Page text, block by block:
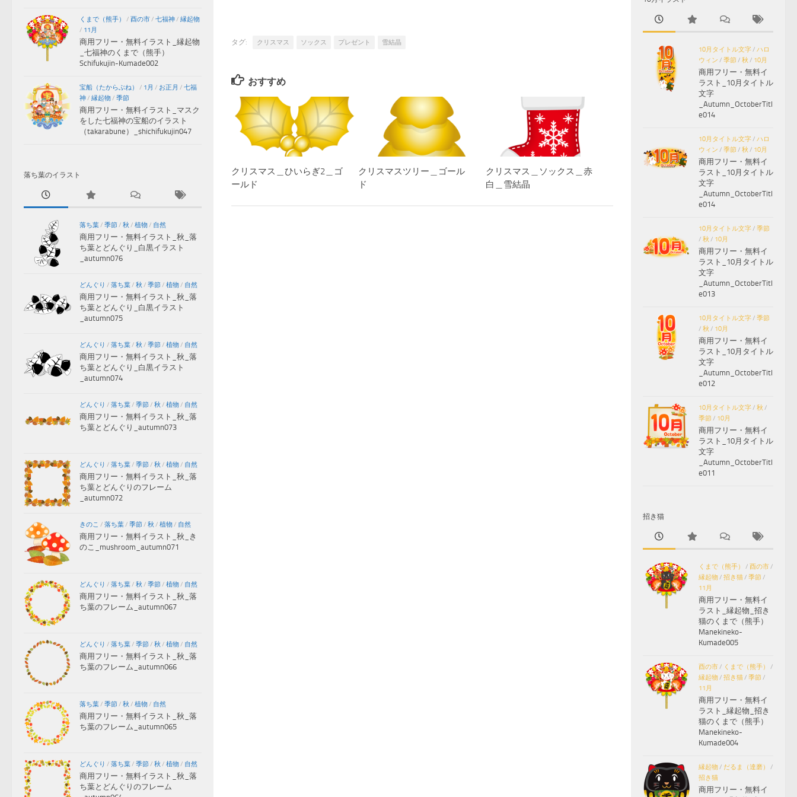
タグ: クリスマス ソックス プレゼント 雪結晶
おすすめ
クリスマス＿ひいらぎ2＿ゴ
ールド
クリスマスツリー＿ゴール
ド
クリスマス＿ソックス＿赤
白＿雪結晶
くまで（熊手） / 酉の市/ 七福神/ 縁起物
/ 11月
商用フリー・無料イラスト_縁起物
_七福神のくまで（熊手）
Schifukujin-Kumade002
宝船（たからぶね） / 1月 / お正月 / 七福
神/ 縁起物/ 季節
商用フリー・無料イラスト_マスク
をした七福神の宝船のイラスト
（takarabune）_shichifukujin047
落ち葉のイラスト
落ち葉/ 季節/ 秋 / 植物/ 自然
商用フリー・無料イラスト_秋_落
ち葉とどんぐり_白黒イラスト
_autumn076
どんぐり / 落ち葉/ 秋 / 季節/ 植物/ 自然
商用フリー・無料イラスト_秋_落
ち葉とどんぐり_白黒イラスト
_autumn075
どんぐり / 落ち葉/ 秋 / 季節/ 植物/ 自然
商用フリー・無料イラスト_秋_落
ち葉とどんぐり_白黒イラスト
_autumn074
どんぐり / 落ち葉/ 季節/ 秋 / 植物/ 自然
商用フリー・無料イラスト_秋_落
ち葉とどんぐり_autumn073
どんぐり / 落ち葉/ 季節/ 秋 / 植物/ 自然
商用フリー・無料イラスト_秋_落
ち葉とどんぐりのフレーム
_autumn072
きのこ / 落ち葉/ 季節/ 秋 / 植物/ 自然
商用フリー・無料イラスト_秋_き
のこ_mushroom_autumn071
どんぐり / 落ち葉/ 秋 / 季節/ 植物/ 自然
商用フリー・無料イラスト_秋_落
ち葉のフレーム_autumn067
どんぐり / 落ち葉/ 季節/ 秋 / 植物/ 自然
商用フリー・無料イラスト_秋_落
ち葉のフレーム_autumn066
落ち葉/ 季節/ 秋 / 植物/ 自然
商用フリー・無料イラスト_秋_落
ち葉のフレーム_autumn065
どんぐり / 落ち葉/ 季節/ 秋 / 植物/ 自然
商用フリー・無料イラスト_秋_落
ち葉とどんぐりのフレーム
10月タイトル文字/ ハロ
ウィン / 季節/ 秋 / 10月
商用フリー・無料イ
ラスト_10月タイトル
文字
_Autumn_OctoberTitl
e014
10月タイトル文字/ ハロ
ウィン / 季節/ 秋 / 10月
商用フリー・無料イ
ラスト_10月タイトル
文字
_Autumn_OctoberTitl
e014
10月タイトル文字/ 季節
/ 秋 / 10月
商用フリー・無料イ
ラスト_10月タイトル
文字
_Autumn_OctoberTitl
e013
10月タイトル文字/ 季節
/ 秋 / 10月
商用フリー・無料イ
ラスト_10月タイトル
文字
_Autumn_OctoberTitl
e012
10月タイトル文字/ 秋 /
季節/ 10月
商用フリー・無料イ
ラスト_10月タイトル
文字
_Autumn_OctoberTitl
e011
招き猫
くまで（熊手） / 酉の市/
縁起物/ 招き猫/ 季節/
11月
商用フリー・無料イ
ラスト_縁起物_招き
猫のくまで（熊手）
Manekineko-
Kumade005
酉の市/ くまで（熊手）
/
縁起物/ 招き猫/ 季節/
11月
商用フリー・無料イ
ラスト_縁起物_招き
猫のくまで（熊手）
Manekineko-
Kumade004
縁起物/ だるま（達磨）
/
招き猫
商用フリー・無料イ